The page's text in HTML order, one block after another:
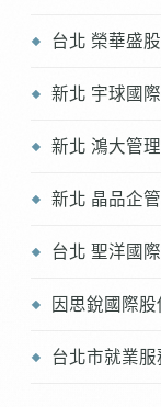
台北 榮華盛
新北 宇球國
新北 鴻大管
新北 晶品企
台北 聖洋國
因思銳國際
台北市就業